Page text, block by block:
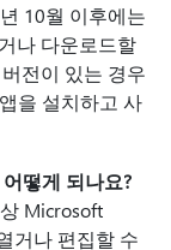
10월 이후에는
나 다운로드할
전이 있는 경우
을 설치하고 사
떻게 되나요?
Microsoft
거나 편집할 수